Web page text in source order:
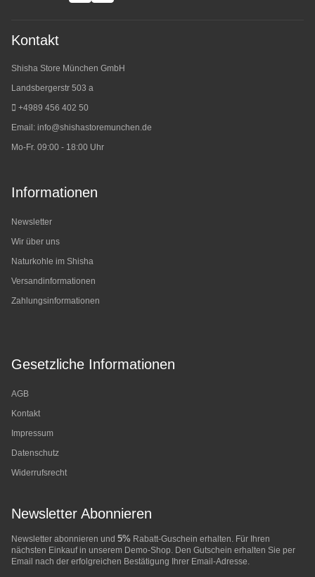
Kontakt
Shisha Store München GmbH
Landsbergerstr 503 a
+4989 456 402 50
Email: info@shishastoremunchen.de
Mo-Fr. 09:00 - 18:00 Uhr
Informationen
Newsletter
Wir über uns
Naturkohle im Shisha
Versandinformationen
Zahlungsinformationen
Gesetzliche Informationen
AGB
Kontakt
Impressum
Datenschutz
Widerrufsrecht
Newsletter Abonnieren
Newsletter abonnieren und 5% Rabatt-Guschein erhalten. Für Ihren
nächsten Einkauf in unserem Demo-Shop. Den Gutschein erhalten Sie per
Email nach der erfolgreichen Bestätigung Ihrer Email-Adresse.